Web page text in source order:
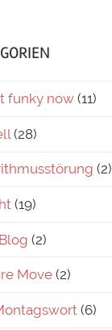
funky now (11)
(28)
(2)
(19)
(2)
Move (2)
(6)